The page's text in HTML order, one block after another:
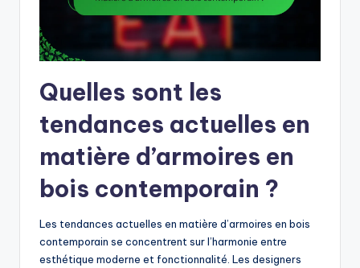
Quelles sont les
tendances actuelles en
matière d’armoires en
bois contemporain ?
Les tendances actuelles en matière d’armoires en bois
contemporain se concentrent sur l’harmonie entre
esthétique moderne et fonctionnalité. Les designers